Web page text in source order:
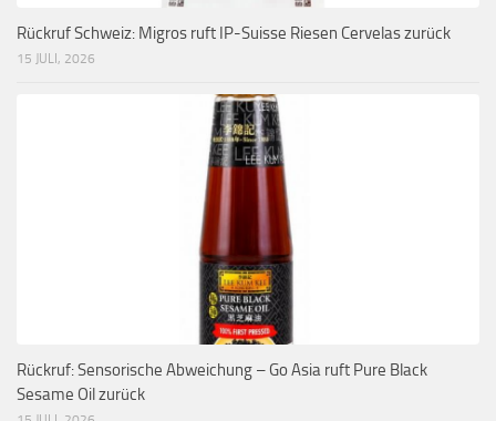
Rückruf Schweiz: Migros ruft IP-Suisse Riesen Cervelas zurück
15 JULI, 2026
Rückruf: Sensorische Abweichung – Go Asia ruft Pure Black
Sesame Oil zurück